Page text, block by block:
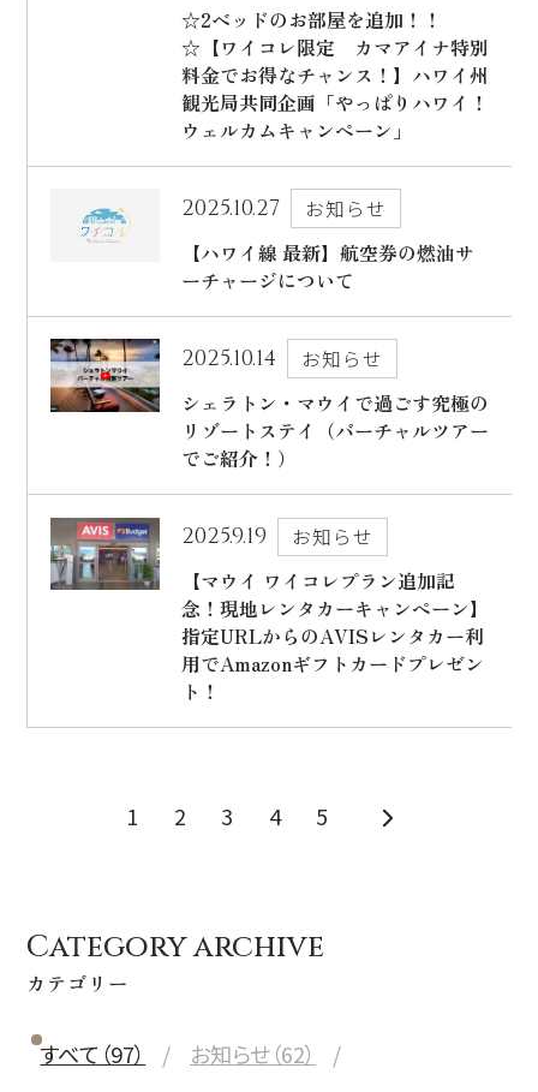
☆2ベッドのお部屋を追加！！
☆【ワイコレ限定 カマアイナ特別
料金でお得なチャンス！】ハワイ州
観光局共同企画「やっぱりハワイ！
ウェルカムキャンペーン」
2025.10.27
お知らせ
【ハワイ線 最新】航空券の燃油サ
ーチャージについて
2025.10.14
お知らせ
シェラトン・マウイで過ごす究極の
リゾートステイ（バーチャルツアー
でご紹介！）
2025.9.19
お知らせ
【マウイ ワイコレプラン追加記
念！現地レンタカーキャンペーン】
指定URLからのAVISレンタカー利
用でAmazonギフトカードプレゼン
ト！
1 2 3 4 5
Category archive
カテゴリー
すべて（97）
お知らせ（62）